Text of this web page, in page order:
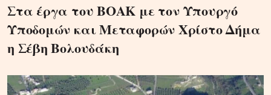
Στα έργα του ΒΟΑΚ με τον Υπουργό
Υποδομών και Μεταφορών Χρίστο Δήμα
η Σέβη Βολουδάκη